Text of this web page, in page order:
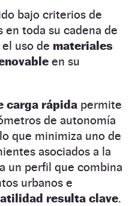
bajo criterios de
toda su cadena de
uso de materiales
en su
carga rápida permite
de autonomía
que minimiza uno de
asociados a la
un perfil que combina
urbanos e
resulta clave.